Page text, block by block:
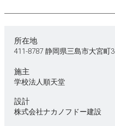
所在地
411-8787 静岡県三島市大宮町
施主
学校法人順天堂
設計
株式会社ナカノフドー建設